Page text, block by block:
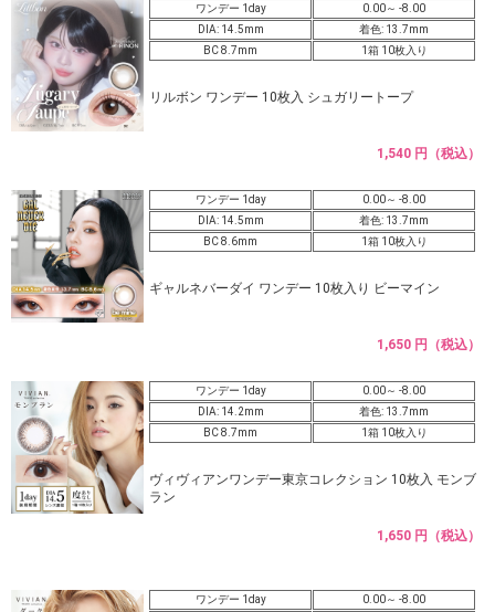
ワンデー 1day
0.00～ -8.00
DIA: 14.5mm
着色: 13.7mm
BC 8.7mm
1箱 10枚入り
リルボン ワンデー 10枚入 シュガリートープ
1,540 円（税込）
ワンデー 1day
0.00～ -8.00
DIA: 14.5mm
着色: 13.7mm
BC 8.6mm
1箱 10枚入り
ギャルネバーダイ ワンデー 10枚入り ビーマイン
1,650 円（税込）
ワンデー 1day
0.00～ -8.00
DIA: 14.2mm
着色: 13.7mm
BC 8.7mm
1箱 10枚入り
ヴィヴィアンワンデー東京コレクション 10枚入 モンブ
ラン
1,650 円（税込）
ワンデー 1day
0.00～ -8.00